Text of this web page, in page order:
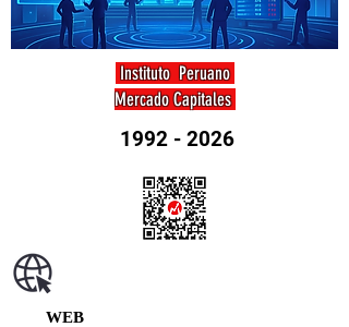
Instituto Peruano
Mercado Capitales
1992 - 2026
WEB